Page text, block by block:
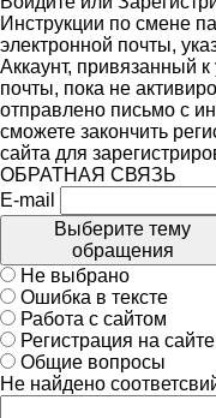
Инструкции по смене
электронной почты,
Аккаунт, привязанный
почты, пока не
отправлено письмо с
сможете закончить
сайта для
ОБРАТНАЯ СВЯЗЬ
E-mail
Выберите тему
обращения
Не выбрано
Ошибка в тексте
Работа с сайтом
Регистрация на сайте
Общие вопросы
Не найдено